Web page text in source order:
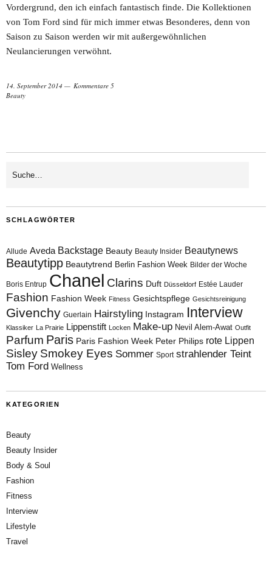
Vordergrund, den ich einfach fantastisch finde. Die Kollektionen
von Tom Ford sind für mich immer etwas Besonderes, denn von
Saison zu Saison werden wir mit außergewöhnlichen
Neulancierungen verwöhnt.
14. September 2014
Kommentare 5
Beauty
SCHLAGWÖRTER
Allude Aveda Backstage Beauty Beauty Insider Beautynews
Beautytipp Beautytrend Berlin Fashion Week Bilder der Woche
Boris Entrup Chanel Clarins Duft Düsseldorf Estée Lauder
Fashion Fashion Week Fitness Gesichtspflege Gesichtsreinigung
Givenchy Guerlain Hairstyling Instagram Interview
Klassiker La Prairie Lippenstift Locken Make-up Nevil Alem-Awat Outfit
Parfum Paris Paris Fashion Week Peter Philips rote Lippen
Sisley Smokey Eyes Sommer Sport strahlender Teint
Tom Ford Wellness
KATEGORIEN
Beauty
Beauty Insider
Body & Soul
Fashion
Fitness
Interview
Lifestyle
Travel